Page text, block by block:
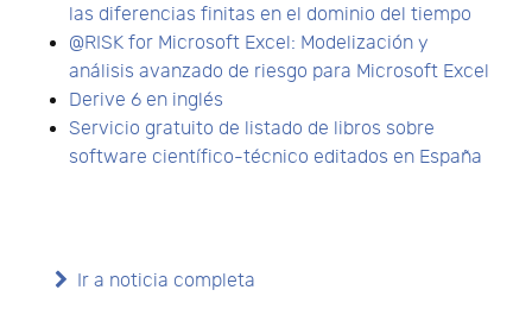
las diferencias finitas en el dominio del tiempo
@RISK for Microsoft Excel: Modelización y
análisis avanzado de riesgo para Microsoft Excel
Derive 6 en inglés
Servicio gratuito de listado de libros sobre
software científico-técnico editados en España
Ir a noticia completa